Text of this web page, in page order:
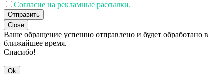
Согласие на рекламные рассылки.
Отправить
Close
Ваше обращение успешно отправлено и будет обработано в
ближайшее время.
Спасибо!
Ok